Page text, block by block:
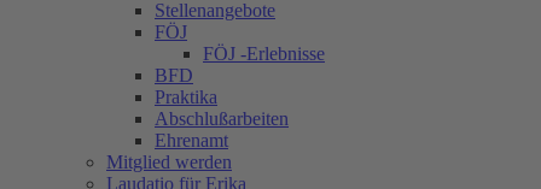
Stellenangebote
FÖJ
FÖJ -Erlebnisse
BFD
Praktika
Abschlußarbeiten
Ehrenamt
Mitglied werden
Laudatio für Erika